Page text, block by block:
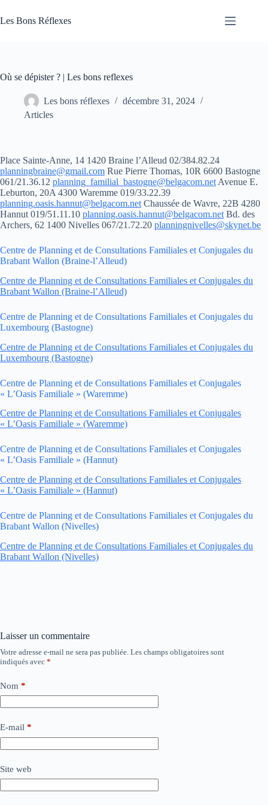
au
contenu
Les Bons Réflexes
Où se dépister ? | Les bons reflexes
Les bons réflexes
décembre 31, 2024
Articles
Place Sainte-Anne, 14 1420 Braine l’Alleud 02/384.82.24
planningbraine@gmail.com Rue Pierre Thomas, 10R 6600 Bastogne
061/21.36.12 planning_familial_bastogne@belgacom.net Avenue E.
Leburton, 20A 4300 Waremme 019/33.22.39
planning.oasis.hannut@belgacom.net Chaussée de Wavre, 22B 4280
Hannut 019/51.11.10 planning.oasis.hannut@belgacom.net Bd. des
Archers, 62 1400 Nivelles 067/21.72.20 planningnivelles@skynet.be
Centre de Planning et de Consultations Familiales et Conjugales du
Brabant Wallon (Braine-l’Alleud)
Centre de Planning et de Consultations Familiales et Conjugales du
Brabant Wallon (Braine-l’Alleud)
Centre de Planning et de Consultations Familiales et Conjugales du
Luxembourg (Bastogne)
Centre de Planning et de Consultations Familiales et Conjugales du
Luxembourg (Bastogne)
Centre de Planning et de Consultations Familiales et Conjugales
« L’Oasis Familiale » (Waremme)
Centre de Planning et de Consultations Familiales et Conjugales
« L’Oasis Familiale » (Waremme)
Centre de Planning et de Consultations Familiales et Conjugales
« L’Oasis Familiale » (Hannut)
Centre de Planning et de Consultations Familiales et Conjugales
« L’Oasis Familiale » (Hannut)
Centre de Planning et de Consultations Familiales et Conjugales du
Brabant Wallon (Nivelles)
Centre de Planning et de Consultations Familiales et Conjugales du
Brabant Wallon (Nivelles)
Laisser un commentaire
Votre adresse e-mail ne sera pas publiée. Les champs obligatoires sont
indiqués avec *
Nom *
E-mail *
Site web